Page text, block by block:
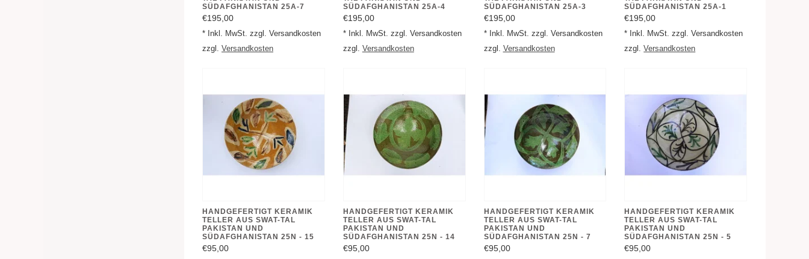
SÜDAFGHANISTAN 25A-7
€195,00
* Inkl. MwSt. zzgl. Versandkosten
zzgl. Versandkosten
SÜDAFGHANISTAN 25A-4
€195,00
* Inkl. MwSt. zzgl. Versandkosten
zzgl. Versandkosten
SÜDAFGHANISTAN 25A-3
€195,00
* Inkl. MwSt. zzgl. Versandkosten
zzgl. Versandkosten
SÜDAFGHANISTAN 25A-1
€195,00
* Inkl. MwSt. zzgl. Versandkosten
zzgl.Versandkosten
HANDGEFERTIGT KERAMIK
TELLER AUS SWAT-TAL
PAKISTAN UND
SÜDAFGHANISTAN 25N - 15
€95,00
HANDGEFERTIGT KERAMIK
TELLER AUS SWAT-TAL
PAKISTAN UND
SÜDAFGHANISTAN 25N - 14
€95,00
HANDGEFERTIGT KERAMIK
TELLER AUS SWAT-TAL
PAKISTAN UND
SÜDAFGHANISTAN 25N - 7
€95,00
HANDGEFERTIGT KERAMIK
TELLER AUS SWAT-TAL
PAKISTAN UND
SÜDAFGHANISTAN 25N - 5
€95,00